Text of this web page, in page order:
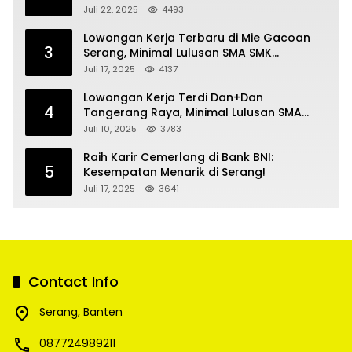
Kecantikan
Juli 22, 2025 4493
3
Lowongan Kerja Terbaru di Mie Gacoan
Serang, Minimal Lulusan SMA SMK
Sederajat
Juli 17, 2025 4137
4
Lowongan Kerja Terdi Dan+Dan
Tangerang Raya, Minimal Lulusan SMA
SMK
Juli 10, 2025 3783
5
Raih Karir Cemerlang di Bank BNI:
Kesempatan Menarik di Serang!
Juli 17, 2025 3641
Contact Info
Serang, Banten
087724989211